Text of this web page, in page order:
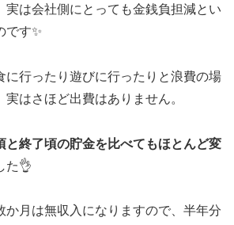
実は会社側にとっても金銭負担減とい
です✨
に行ったり遊びに行ったりと浪費の場
はさほど出費はありません。
と終了頃の貯金を比べてもほとんど変
た👌
か月は無収入になりますので、半年分